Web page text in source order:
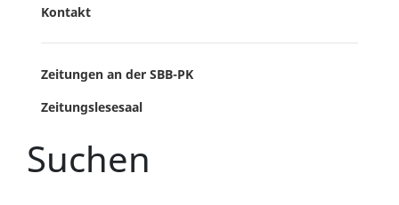
Kontakt
Zeitungen an der SBB-PK
Zeitungslesesaal
Suchen